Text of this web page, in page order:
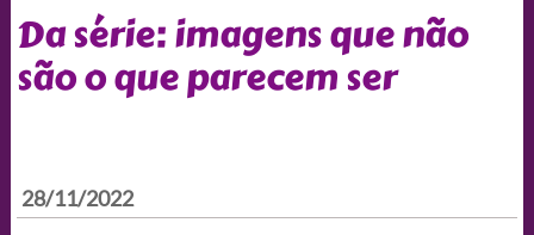
Da série: imagens que não
são o que parecem ser
28/11/2022